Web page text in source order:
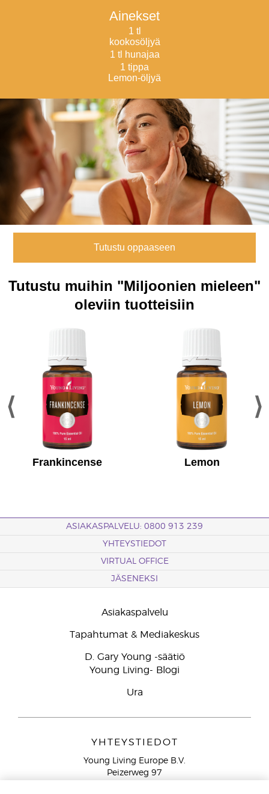
Ainekset
1 tl
kookosöljyä
1 tl hunajaa
1 tippa
Lemon-öljyä ​
Tutustu oppaaseen
Tutustu muihin "Miljoonien mieleen"
oleviin tuotteisiin
Frankincense ​ Lemon
ASIAKASPALVELU: 0800 913 239
YHTEYSTIEDOT
VIRTUAL OFFICE
JÄSENEKSI
Asiakaspalvelu
Tapahtumat & Mediakeskus
D. Gary Young -säätiö
Young Living- Blogi
Ura
YHTEYSTIEDOT
Young Living Europe B.V.
Peizerweg 97